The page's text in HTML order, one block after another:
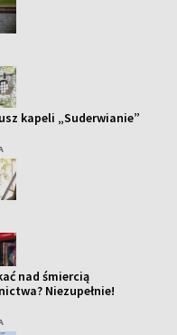
kapeli „Suderwianie”
nad śmiercią
Niezupełnie!